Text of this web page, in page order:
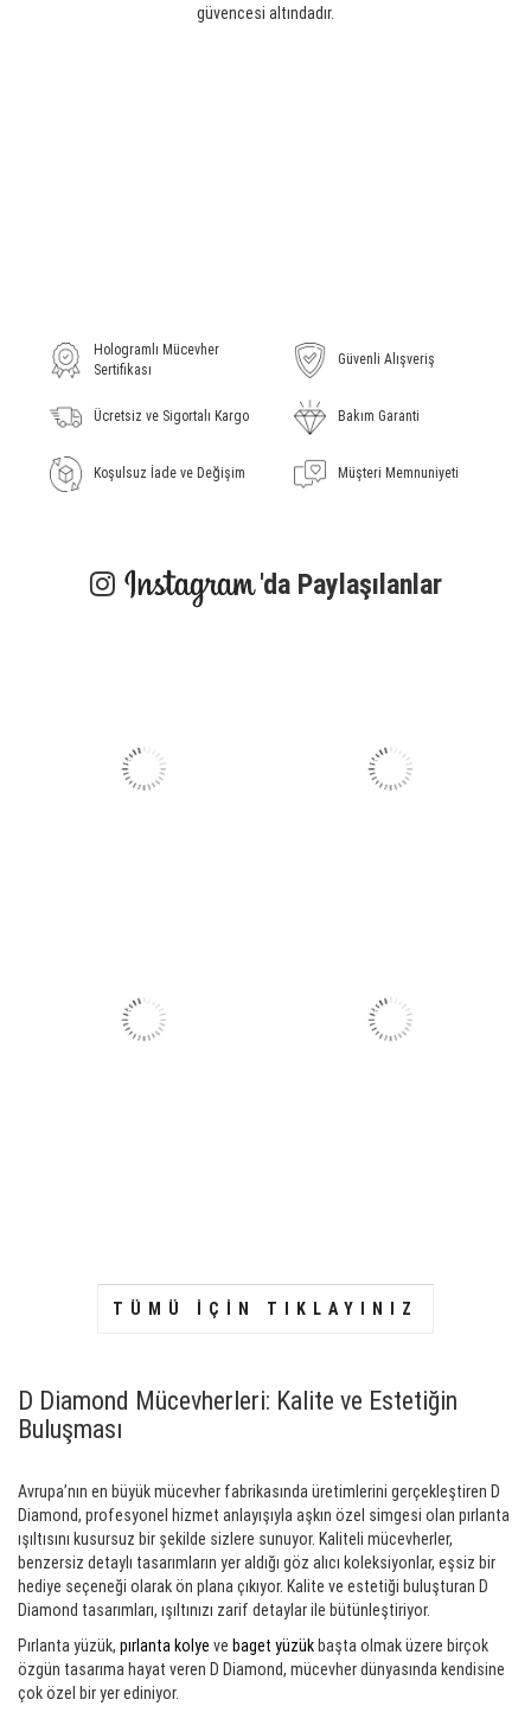
güvencesi altındadır.
Hologramlı Mücevher
Sertifikası
Güvenli Alışveriş
Ücretsiz ve Sigortalı Kargo Bakım Garanti
Koşulsuz İade ve Değişim Müşteri Memnuniyeti
'da Paylaşılanlar
TÜMÜ İÇİN TIKLAYINIZ
D Diamond Mücevherleri: Kalite ve Estetiğin
Buluşması
Avrupa’nın en büyük mücevher fabrikasında üretimlerini gerçekleştiren D
Diamond, profesyonel hizmet anlayışıyla aşkın özel simgesi olan pırlanta
ışıltısını kusursuz bir şekilde sizlere sunuyor. Kaliteli mücevherler,
benzersiz detaylı tasarımların yer aldığı göz alıcı koleksiyonlar, eşsiz bir
hediye seçeneği olarak ön plana çıkıyor. Kalite ve estetiği buluşturan D
Diamond tasarımları, ışıltınızı zarif detaylar ile bütünleştiriyor.
Pırlanta yüzük, pırlanta kolye ve baget yüzük başta olmak üzere birçok
özgün tasarıma hayat veren D Diamond, mücevher dünyasında kendisine
çok özel bir yer ediniyor.